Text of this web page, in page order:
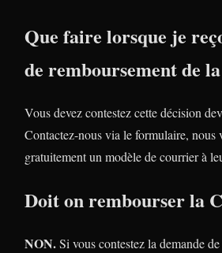
Que faire lorsque je
de remboursement de
Vous devez contestez cette décision
Contactez-nous via le formulaire, nous
gratuitement un modèle de courrier à
Doit on rembourser la
NON.Si vous contestez la demande